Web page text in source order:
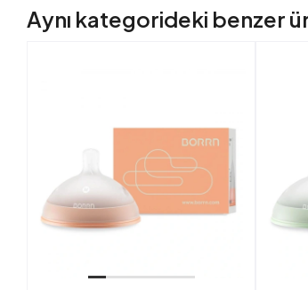
Aynı kategorideki benzer